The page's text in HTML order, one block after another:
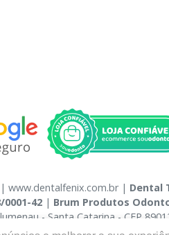
www.dentalfenix.com.br | Dental
0001-42 | Brum Produtos
- Santa Catarina - CEP
7 - Responsável Técnico: